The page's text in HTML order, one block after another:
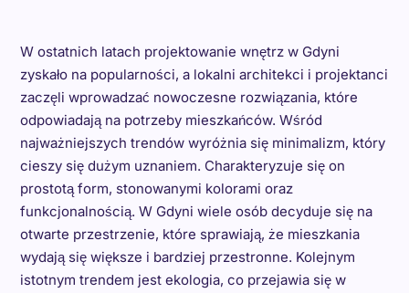
W ostatnich latach projektowanie wnętrz w Gdyni
zyskało na popularności, a lokalni architekci i projektanci
zaczęli wprowadzać nowoczesne rozwiązania, które
odpowiadają na potrzeby mieszkańców. Wśród
najważniejszych trendów wyróżnia się minimalizm, który
cieszy się dużym uznaniem. Charakteryzuje się on
prostotą form, stonowanymi kolorami oraz
funkcjonalnością. W Gdyni wiele osób decyduje się na
otwarte przestrzenie, które sprawiają, że mieszkania
wydają się większe i bardziej przestronne. Kolejnym
istotnym trendem jest ekologia, co przejawia się w